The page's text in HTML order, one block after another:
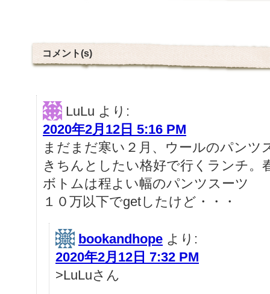
コメント(s)
LuLu より:
2020年2月12日 5:16 PM
まだまだ寒い２月、ウールのパンツ
きちんとしたい格好で行くランチ
ボトムは程よい幅のパンツスーツ
１０万以下でgetしたけど・・・
bookandhope より:
2020年2月12日 7:32 PM
>LuLuさん